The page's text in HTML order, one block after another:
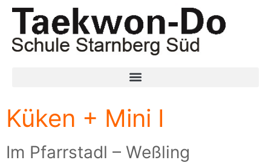
Küken + Mini I
Im Pfarrstadl – Weßling